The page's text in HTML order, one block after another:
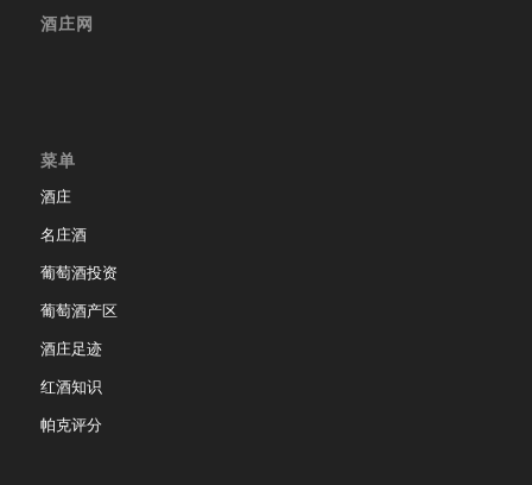
酒庄网
菜单
酒庄
名庄酒
葡萄酒投资
葡萄酒产区
酒庄足迹
红酒知识
帕克评分